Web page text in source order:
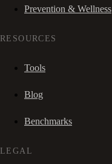
Prevention & Wellness
RESOURCES
Tools
Blog
Benchmarks
LEGAL